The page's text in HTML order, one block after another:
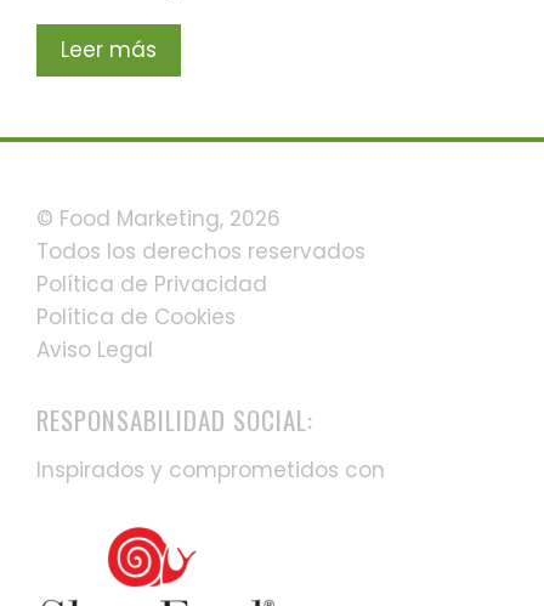
Leer más
© Food Marketing, 2026
Todos los derechos reservados
Política de Privacidad
Política de Cookies
Aviso Legal
RESPONSABILIDAD SOCIAL:
Inspirados y comprometidos con